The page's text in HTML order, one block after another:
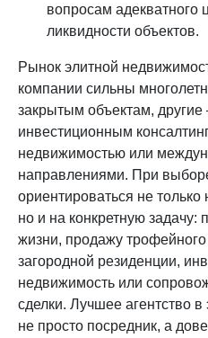
вопросам адекватного
ликвидности объектов.
Рынок элитной
компании сильны
закрытым объектам,
инвестиционным
недвижимостью или
направлениями. При
ориентироваться не
но и на конкретную задачу:
жизни, продажу
загородной резиденции,
недвижимость или
сделки. Лучшее агентство
не просто посредник, а